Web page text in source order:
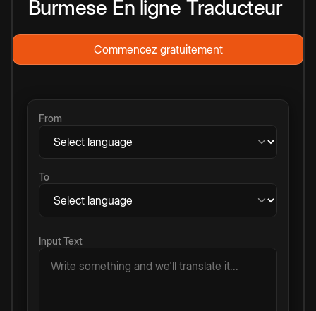
Burmese En ligne Traducteur
Commencez gratuitement
From
To
Input Text